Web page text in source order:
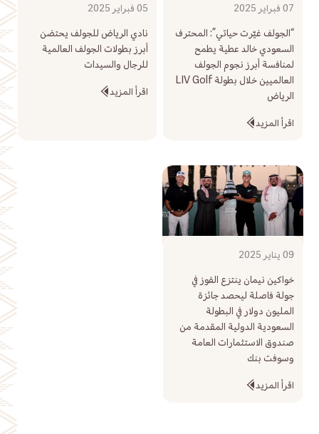
07 فبراير 2025
“الجولف غيّرت حياتي”: المحترف
السعودي خالد عطية يطمح
لمنافسة أبرز نجوم الجولف
العالميين خلال بطولة LIV Golf
الرياض
اقرأ المزيد
05 فبراير 2025
نادي الرياض للجولف يحتضن
أبرز بطولات الجولف العالمية
للرجال والسيدات
اقرأ المزيد
09 يناير 2025
خواكين نيمان ينتزع الفوز في
جولة فاصلة ليحصد جائزة
المليون دولار في البطولة
السعودية الدولية المقدمة من
صندوق الاستثمارات العامة
وسوفت بنك
اقرأ المزيد